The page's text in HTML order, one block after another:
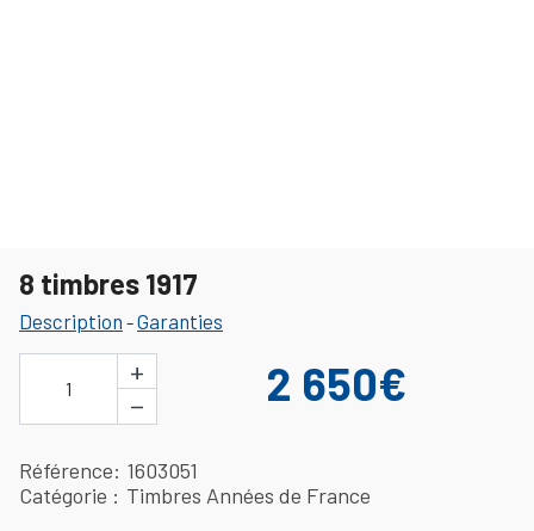
8 timbres 1917
Description -Garanties
1
+
−
2 650€
Référence 1603051
Catégorie
Timbres Années de France